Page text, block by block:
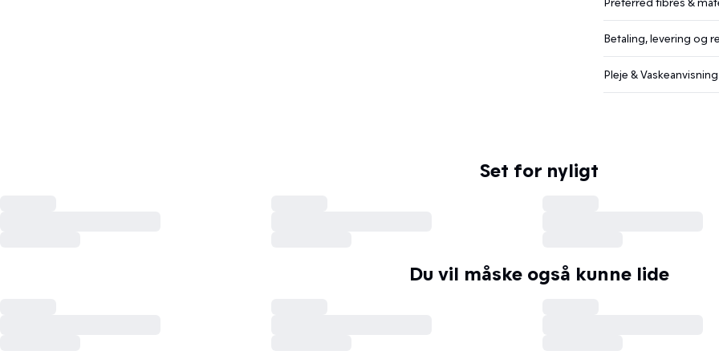
Betaling, levering og
Pleje & Vaskeanvisning
Set for nyligt
Du vil måske også kunne lide